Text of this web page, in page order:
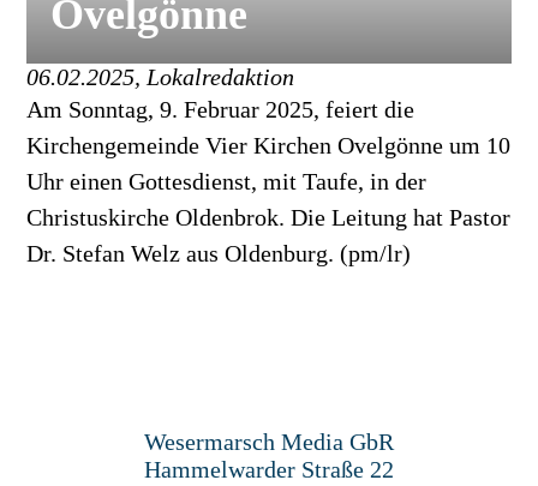
Ovelgönne
06.02.2025, Lokalredaktion
Am Sonntag, 9. Februar 2025, feiert die
Kirchengemeinde Vier Kirchen Ovelgönne um 10
Uhr einen Gottesdienst, mit Taufe, in der
Christuskirche Oldenbrok. Die Leitung hat Pastor
Dr. Stefan Welz aus Oldenburg. (pm/lr)
Wesermarsch Media GbR
Hammelwarder Straße 22